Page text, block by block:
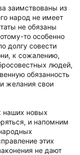
заимствованы из
народ не имеет
не обязаны
то особенно
долгу совести
к сожалению,
людей,
обязанность
желания свои
наших новых
и напомним
этих
не дают